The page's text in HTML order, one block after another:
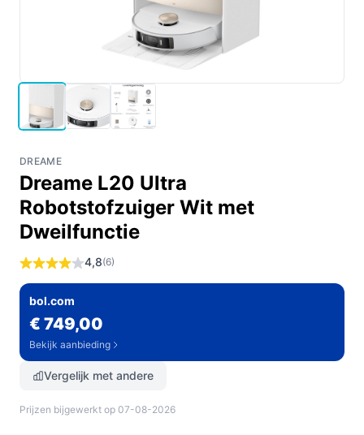
DREAME
Dreame L20 Ultra
Robotstofzuiger Wit met
Dweilfunctie
4,8(6)
bol.com
€ 749,00
Bekijk aanbieding
Vergelijk met andere
Prijzen bijgewerkt op 07-08-2026